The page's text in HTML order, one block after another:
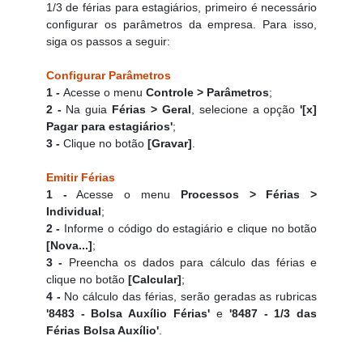
1/3 de férias para estagiários, primeiro é necessário
configurar os parâmetros da empresa. Para isso,
siga os passos a seguir:
Configurar Parâmetros
1 - Acesse o menu Controle > Parâmetros;
2 - Na guia Férias > Geral, selecione a opção'[x]
Pagar para estagiários';
3 - Clique no botão [Gravar].
Emitir Férias
1 -Acesse o menu Processos > Férias >
Individual;
2 - Informe o código do estagiário e clique no botão
[Nova...];
3 - Preencha os dados para cálculo das férias e
clique no botão [Calcular];
4 - No cálculo das férias, serão geradas as rubricas
'8483 - Bolsa Auxílio Férias' e '8487 - 1/3 das
Férias Bolsa Auxílio'.